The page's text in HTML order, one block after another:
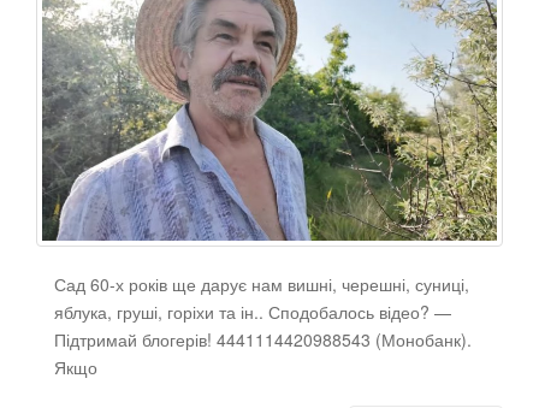
Сад 60-х років ще дарує нам вишні, черешні, суниці,
яблука, груші, горіхи та ін.. Сподобалось відео? —
Підтримай блогерів! 4441114420988543 (Монобанк).
Якщо